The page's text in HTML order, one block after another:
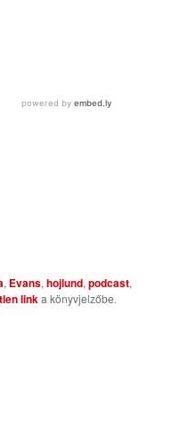
, Evans,hojlund,podcast,
linka könyvjelzőbe.